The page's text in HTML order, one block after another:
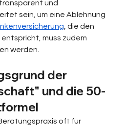
und
sein, um eine Ablehnung
, die den
muss zudem
werden.
der
und die 50-
oft für